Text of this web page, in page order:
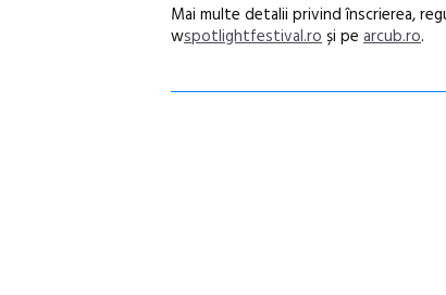
Mai multe detalii privind înscrierea,
wspotlightfestival.roși pe arcub.ro.